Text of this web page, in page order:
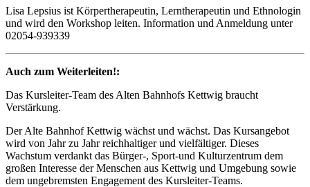
Lisa Lepsius ist Körpertherapeutin, Lerntherapeutin und Ethnologin
und wird den Workshop leiten. Information und Anmeldung unter
02054-939339
Auch zum Weiterleiten!:
Das Kursleiter-Team des Alten Bahnhofs Kettwig braucht
Verstärkung.
Der Alte Bahnhof Kettwig wächst und wächst. Das Kursangebot
wird von Jahr zu Jahr reichhaltiger und vielfältiger. Dieses
Wachstum verdankt das Bürger-, Sport-und Kulturzentrum dem
großen Interesse der Menschen aus Kettwig und Umgebung sowie
dem ungebremsten Engagement des Kursleiter-Teams.